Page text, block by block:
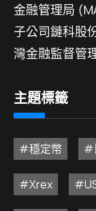
金融管理局
子公司鏈科股
灣金融監督管
主題標籤
#穩定幣 #
#Xrex